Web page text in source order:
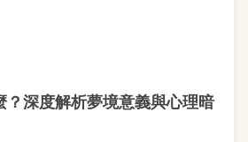
？深度解析夢境意義與心理暗